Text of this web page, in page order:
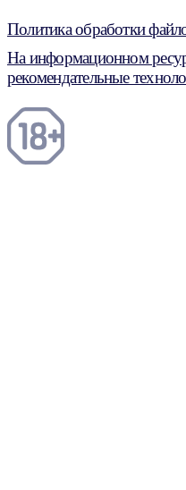
Политика обработки
На информационном
рекомендательные